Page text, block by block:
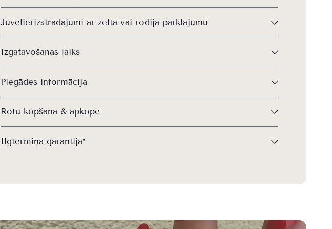
Juvelierizstrādājumi ar zelta vai rodija pārklājumu
Izgatavošanas laiks
Piegādes informācija
Rotu kopšana & apkope
Ilgtermiņa garantija*